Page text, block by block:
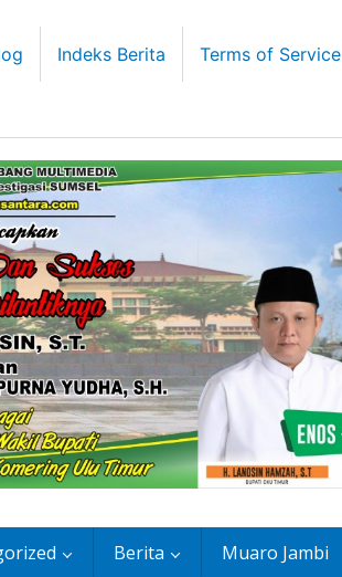
Indeks Berita Terms of Service
Berita Muaro Jambi